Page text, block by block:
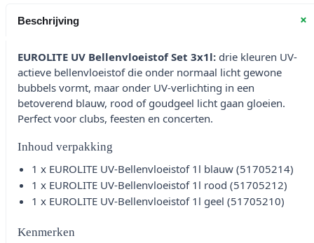
Beschrijving +
EUROLITE UV Bellenvloeistof Set 3x1l: drie kleuren UV-
actieve bellenvloeistof die onder normaal licht gewone
bubbels vormt, maar onder UV-verlichting in een
betoverend blauw, rood of goudgeel licht gaan gloeien.
Perfect voor clubs, feesten en concerten.
Inhoud verpakking
1 x EUROLITE UV-Bellenvloeistof 1l blauw (51705214)
1 x EUROLITE UV-Bellenvloeistof 1l rood (51705212)
1 x EUROLITE UV-Bellenvloeistof 1l geel (51705210)
Kenmerken